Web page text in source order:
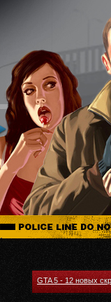
GTA 5 - 12 новых